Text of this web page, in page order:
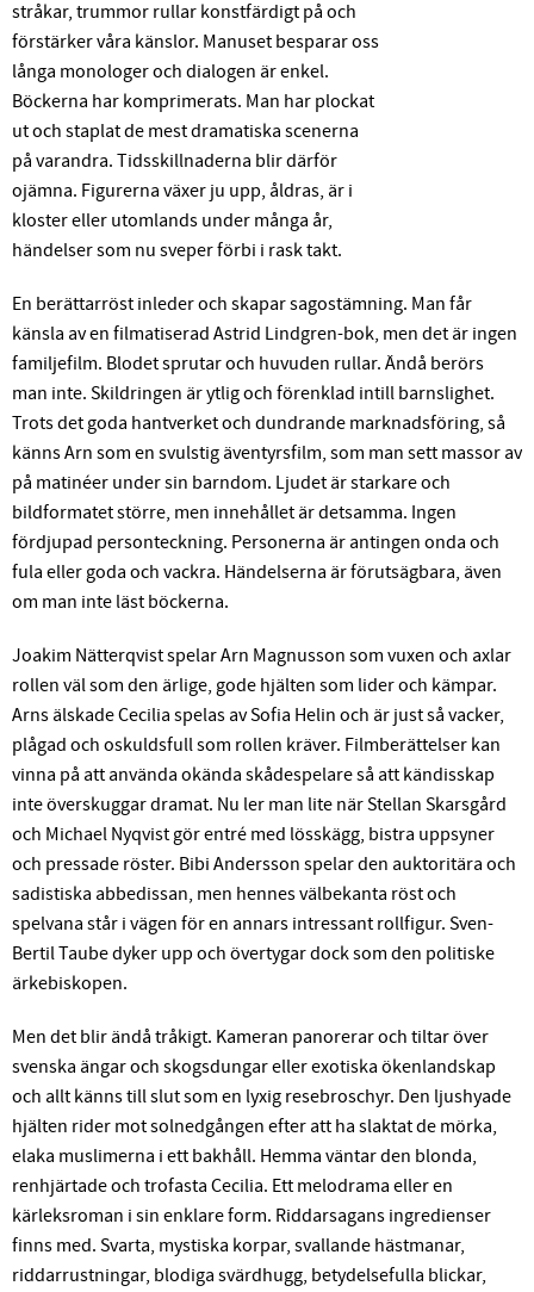
stråkar, trummor rullar konstfärdigt på och
förstärker våra känslor. Manuset besparar oss
långa monologer och dialogen är enkel.
Böckerna har komprimerats. Man har plockat
ut och staplat de mest dramatiska scenerna
på varandra. Tidsskillnaderna blir därför
ojämna. Figurerna växer ju upp, åldras, är i
kloster eller utomlands under många år,
händelser som nu sveper förbi i rask takt.
En berättarröst inleder och skapar sagostämning. Man får
känsla av en filmatiserad Astrid Lindgren-bok, men det är ingen
familjefilm. Blodet sprutar och huvuden rullar. Ändå berörs
man inte. Skildringen är ytlig och förenklad intill barnslighet.
Trots det goda hantverket och dundrande marknadsföring, så
känns Arn som en svulstig äventyrsfilm, som man sett massor av
på matinéer under sin barndom. Ljudet är starkare och
bildformatet större, men innehållet är detsamma. Ingen
fördjupad personteckning. Personerna är antingen onda och
fula eller goda och vackra. Händelserna är förutsägbara, även
om man inte läst böckerna.
Joakim Nätterqvist spelar Arn Magnusson som vuxen och axlar
rollen väl som den ärlige, gode hjälten som lider och kämpar.
Arns älskade Cecilia spelas av Sofia Helin och är just så vacker,
plågad och oskuldsfull som rollen kräver. Filmberättelser kan
vinna på att använda okända skådespelare så att kändisskap
inte överskuggar dramat. Nu ler man lite när Stellan Skarsgård
och Michael Nyqvist gör entré med lösskägg, bistra uppsyner
och pressade röster. Bibi Andersson spelar den auktoritära och
sadistiska abbedissan, men hennes välbekanta röst och
spelvana står i vägen för en annars intressant rollfigur. Sven-
Bertil Taube dyker upp och övertygar dock som den politiske
ärkebiskopen.
Men det blir ändå tråkigt. Kameran panorerar och tiltar över
svenska ängar och skogsdungar eller exotiska ökenlandskap
och allt känns till slut som en lyxig resebroschyr. Den ljushyade
hjälten rider mot solnedgången efter att ha slaktat de mörka,
elaka muslimerna i ett bakhåll. Hemma väntar den blonda,
renhjärtade och trofasta Cecilia. Ett melodrama eller en
kärleksroman i sin enklare form. Riddarsagans ingredienser
finns med. Svarta, mystiska korpar, svallande hästmanar,
riddarrustningar, blodiga svärdhugg, betydelsefulla blickar,